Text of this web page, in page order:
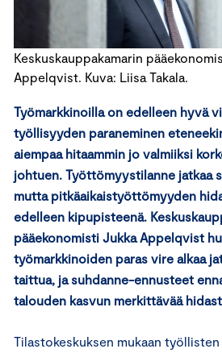
Keskuskauppakamarin
Appelqvist. Kuva: Liisa Takala.
Työmarkkinoilla on edelleen hyvä
työllisyyden paraneminen
aiempaa hitaammin jo valmiiksi
johtuen. Työttömyystilanne jatkaa
mutta pitkäaikaistyöttömyyden
edelleen kipupisteenä.
pääekonomisti Jukka Appelqvist
työmarkkinoiden paras vire alkaa
taittua, ja suhdanne-ennusteet
talouden kasvun merkittävää
Tilastokeskuksen mukaan työllisten